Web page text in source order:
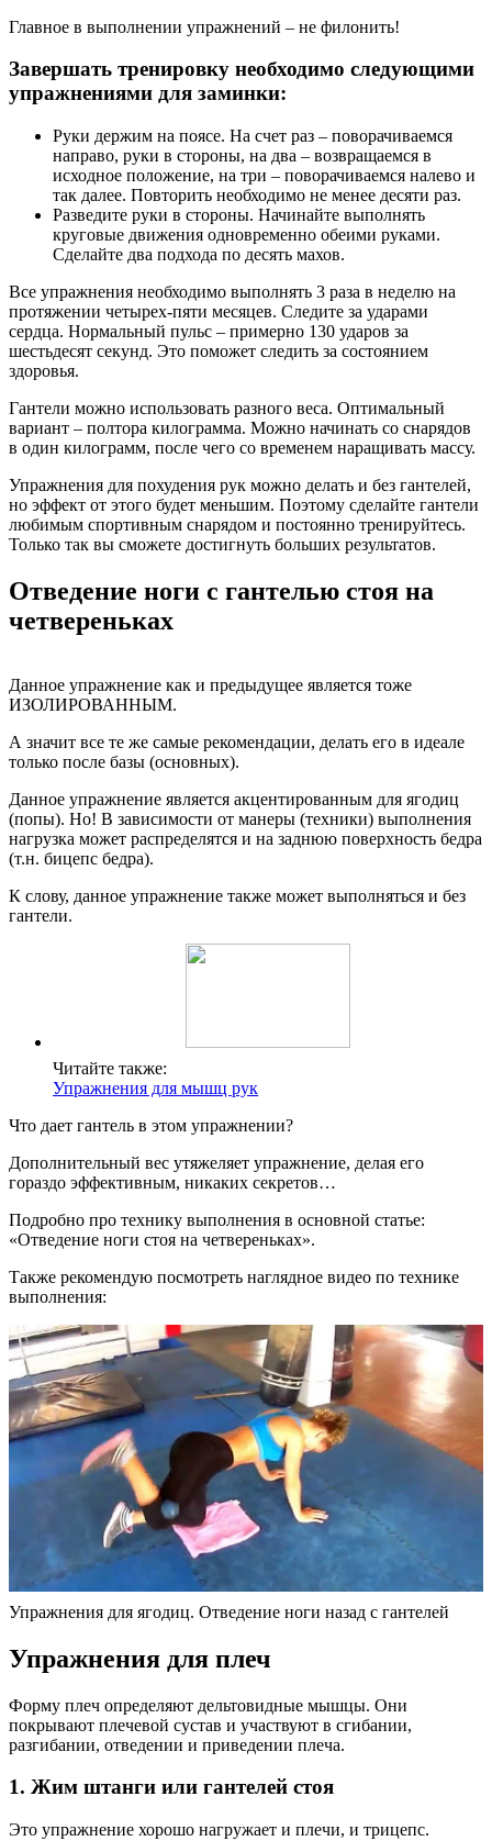
Главное в выполнении упражнений – не филонить!
Завершать тренировку необходимо следующими
упражнениями для заминки:
Руки держим на поясе. На счет раз – поворачиваемся
направо, руки в стороны, на два – возвращаемся в
исходное положение, на три – поворачиваемся налево и
так далее. Повторить необходимо не менее десяти раз.
Разведите руки в стороны. Начинайте выполнять
круговые движения одновременно обеими руками.
Сделайте два подхода по десять махов.
Все упражнения необходимо выполнять 3 раза в неделю на
протяжении четырех-пяти месяцев. Следите за ударами
сердца. Нормальный пульс – примерно 130 ударов за
шестьдесят секунд. Это поможет следить за состоянием
здоровья.
Гантели можно использовать разного веса. Оптимальный
вариант – полтора килограмма. Можно начинать со снарядов
в один килограмм, после чего со временем наращивать массу.
Упражнения для похудения рук можно делать и без гантелей,
но эффект от этого будет меньшим. Поэтому сделайте гантели
любимым спортивным снарядом и постоянно тренируйтесь.
Только так вы сможете достигнуть больших результатов.
Отведение ноги с гантелью стоя на
четвереньках
Данное упражнение как и предыдущее является тоже
ИЗОЛИРОВАННЫМ.
А значит все те же самые рекомендации, делать его в идеале
только после базы (основных).
Данное упражнение является акцентированным для ягодиц
(попы). Но! В зависимости от манеры (техники) выполнения
нагрузка может распределятся и на заднюю поверхность бедра
(т.н. бицепс бедра).
К слову, данное упражнение также может выполняться и без
гантели.
Читайте также:
Упражнения для мышц рук
Что дает гантель в этом упражнении?
Дополнительный вес утяжеляет упражнение, делая его
гораздо эффективным, никаких секретов…
Подробно про технику выполнения в основной статье:
«Отведение ноги стоя на четвереньках».
Также рекомендую посмотреть наглядное видео по технике
выполнения:
Упражнения для ягодиц. Отведение ноги назад с гантелей
Упражнения для плеч
Форму плеч определяют дельтовидные мышцы. Они
покрывают плечевой сустав и участвуют в сгибании,
разгибании, отведении и приведении плеча.
1. Жим штанги или гантелей стоя
Это упражнение хорошо нагружает и плечи, и трицепс.